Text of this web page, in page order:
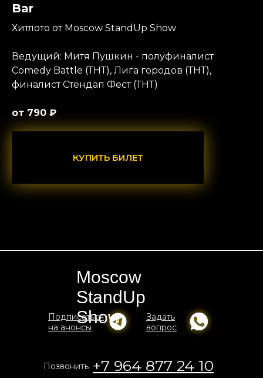
Bar
Хитлото от Moscow StandUp Show
Ведущий: Митя Пушкин - полуфиналист
Comedy Battle (ТНТ), Лига городов (ТНТ),
финалист Стендап Фест (ТНТ)
от 790 ₽
КУПИТЬ БИЛЕТ
Moscow
StandUp
Show
+7 964 877 24 10
Позвонить
Задать
вопрос
Подписаться
на анонсы